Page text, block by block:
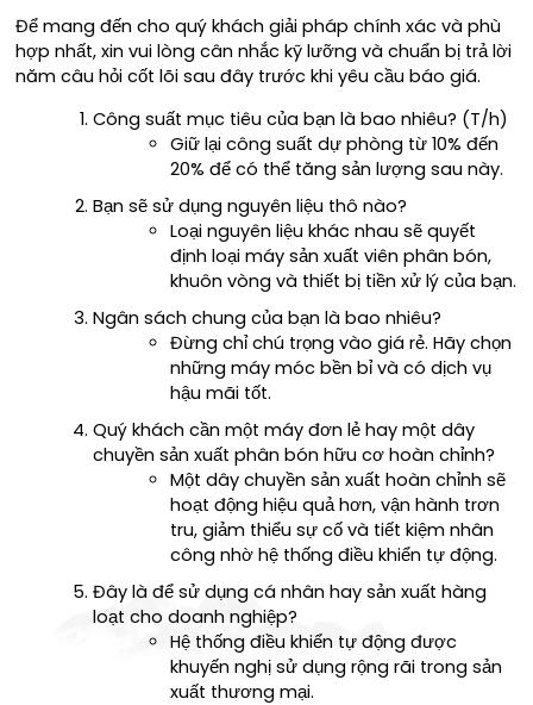
Để mang đến cho quý khách giải pháp chính xác và phù
hợp nhất, xin vui lòng cân nhắc kỹ lưỡng và chuẩn bị trả lời
năm câu hỏi cốt lõi sau đây trước khi yêu cầu báo giá.
Công suất mục tiêu của bạn là bao nhiêu? (T/h)
Giữ lại công suất dự phòng từ 10% đến
20% để có thể tăng sản lượng sau này.
Bạn sẽ sử dụng nguyên liệu thô nào?
Loại nguyên liệu khác nhau sẽ quyết
định loại máy sản xuất viên phân bón,
khuôn vòng và thiết bị tiền xử lý của bạn.
Ngân sách chung của bạn là bao nhiêu?
Đừng chỉ chú trọng vào giá rẻ. Hãy chọn
những máy móc bền bỉ và có dịch vụ
hậu mãi tốt.
Quý khách cần một máy đơn lẻ hay một dây
chuyền sản xuất phân bón hữu cơ hoàn chỉnh?
Một dây chuyền sản xuất hoàn chỉnh sẽ
hoạt động hiệu quả hơn, vận hành trơn
tru, giảm thiểu sự cố và tiết kiệm nhân
công nhờ hệ thống điều khiển tự động.
Đây là để sử dụng cá nhân hay sản xuất hàng
loạt cho doanh nghiệp?
Hệ thống điều khiển tự động được
khuyến nghị sử dụng rộng rãi trong sản
xuất thương mại.